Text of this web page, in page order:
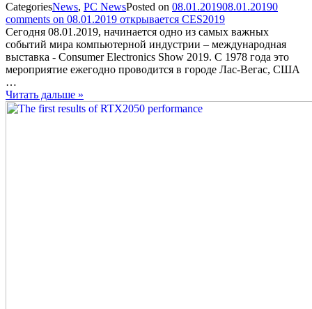
CategoriesNews, PC NewsPosted on 08.01.201908.01.20190
comments on 08.01.2019 открывается CES2019
Сегодня 08.01.2019, начинается одно из самых важных
событий мира компьютерной индустрии – международная
выставка - Consumer Electronics Show 2019. С 1978 года это
мероприятие ежегодно проводится в городе Лас-Вегас, США
…
Читать дальше »